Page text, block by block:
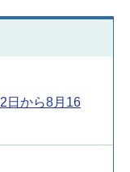
日から8月16